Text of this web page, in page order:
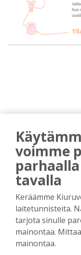
AIEMMIN AIHEESTA
tukea
Aku
voimme
tavalla
Keräämme
laitetunnisteita.
tarjota sinulle
mainontaa.
mainontaa.